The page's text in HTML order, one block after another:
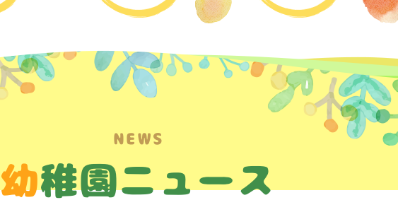
NEWS
幼稚園ニュース